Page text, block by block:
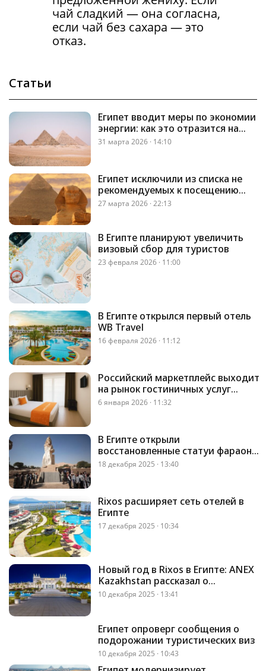
чай сладкий — она согласна,
если чай без сахара — это
отказ.
Статьи
Египет вводит меры по экономии
энергии: как это отразится на
туристах
31 марта 2026 · 14:10
Египет исключили из списка не
рекомендуемых к посещению
стран — МИД РК
27 марта 2026 · 22:13
В Египте планируют увеличить
визовый сбор для туристов
23 февраля 2026 · 11:00
В Египте открылся первый отель
WB Travel
16 февраля 2026 · 11:12
Российский маркетплейс выходит
на рынок гостиничных услуг
Египта и Турции
6 января 2026 · 11:32
В Египте открыли
восстановленные статуи фараона
Аменхотепа III
18 декабря 2025 · 13:40
Rixos расширяет сеть отелей в
Египте
17 декабря 2025 · 10:34
Новый год в Rixos в Египте: ANEX
Kazakhstan рассказал о
программе и перелетах
10 декабря 2025 · 13:41
Египет опроверг сообщения о
подорожании туристических виз
10 декабря 2025 · 10:43